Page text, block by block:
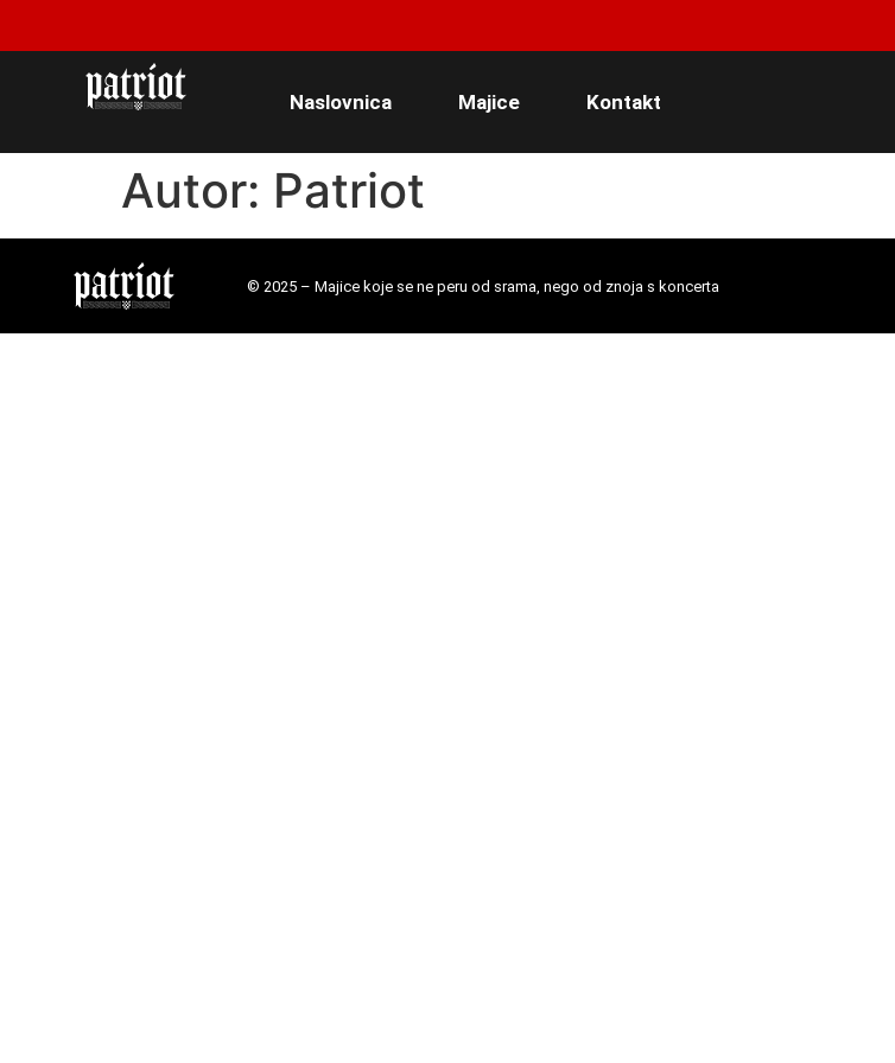
Naslovnica Majice Kontakt
Autor: Patriot
© 2025 – Majice koje se ne peru od srama, nego od znoja s koncerta